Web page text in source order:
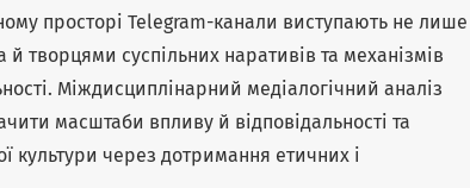
просторі Telegram-канали виступають не лише
творцями суспільних наративів та механізмів
Міждисциплінарний медіалогічний аналіз
масштаби впливу й відповідальності та
культури через дотримання етичних і